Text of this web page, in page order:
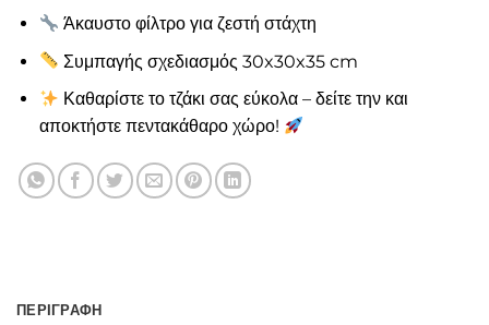
Άκαυστο φίλτρο για ζεστή στάχτη
Συμπαγής σχεδιασμός 30x30x35 cm
Καθαρίστε το τζάκι σας εύκολα – δείτε την και
αποκτήστε πεντακάθαρο χώρο!
ΠΕΡΙΓΡΑΦΉ